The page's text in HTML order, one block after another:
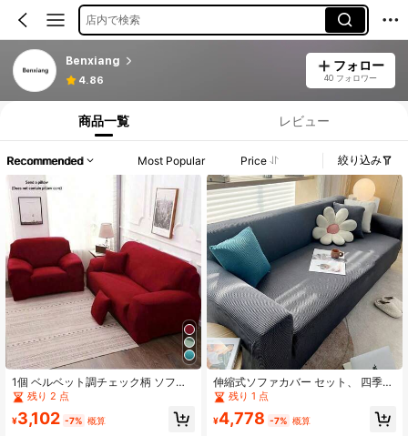
店内で検索
Benxiang
4.86
フォロー
40 フォロワー
商品一覧 レビュー
Recommended Most Popular Price 絞り込み
1個 ベルベット調チェック柄 ソファ
カバー ワインレッド、全面カバータ
イプ ソファスリップカバー、ソファ
用クッション1個付き(クッション中
残り 2 点
¥3,102 -7% 概算
伸縮式ソファカバー セット、 四季適
用(ソファカバーとクッションカバー
付き)
残り 1 点
¥4,778 -7% 概算